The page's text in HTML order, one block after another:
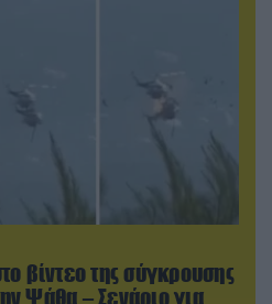
βίντεο της σύγκρουσης
Ψάθα – Σενάριο για